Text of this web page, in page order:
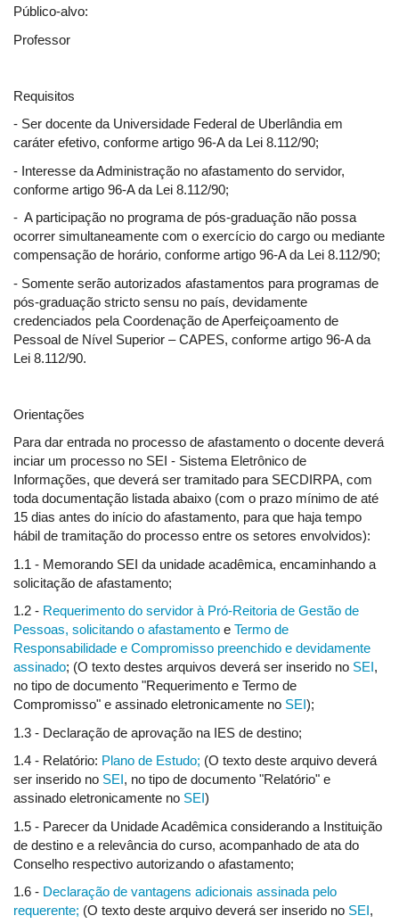
Público-alvo:
Professor
Requisitos
- Ser docente da Universidade Federal de Uberlândia em
caráter efetivo, conforme artigo 96-A da Lei 8.112/90;
- Interesse da Administração no afastamento do servidor,
conforme artigo 96-A da Lei 8.112/90;
- A participação no programa de pós-graduação não possa
ocorrer simultaneamente com o exercício do cargo ou mediante
compensação de horário, conforme artigo 96-A da Lei 8.112/90;
- Somente serão autorizados afastamentos para programas de
pós-graduação stricto sensu no país, devidamente
credenciados pela Coordenação de Aperfeiçoamento de
Pessoal de Nível Superior – CAPES, conforme artigo 96-A da
Lei 8.112/90.
Orientações
Para dar entrada no processo de afastamento o docente deverá
inciar um processo no SEI - Sistema Eletrônico de
Informações, que deverá ser tramitado para SECDIRPA, com
toda documentação listada abaixo (com o prazo mínimo de até
15 dias antes do início do afastamento, para que haja tempo
hábil de tramitação do processo entre os setores envolvidos):
1.1 - Memorando SEI da unidade acadêmica, encaminhando a
solicitação de afastamento;
1.2 - Requerimento do servidor à Pró-Reitoria de Gestão de
Pessoas, solicitando o afastamento e Termo de
Responsabilidade e Compromisso preenchido e devidamente
assinado; (O texto destes arquivos deverá ser inserido no SEI,
no tipo de documento "Requerimento e Termo de
Compromisso" e assinado eletronicamente no SEI);
1.3 - Declaração de aprovação na IES de destino;
1.4 - Relatório: Plano de Estudo; (O texto deste arquivo deverá
ser inserido no SEI, no tipo de documento "Relatório" e
assinado eletronicamente no SEI)
1.5 - Parecer da Unidade Acadêmica considerando a Instituição
de destino e a relevância do curso, acompanhado de ata do
Conselho respectivo autorizando o afastamento;
1.6 - Declaração de vantagens adicionais assinada pelo
requerente; (O texto deste arquivo deverá ser inserido no SEI,